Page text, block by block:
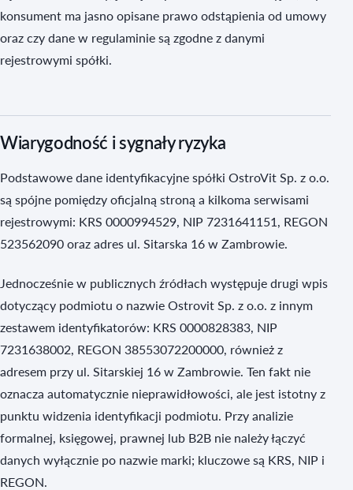
konsument ma jasno opisane prawo odstąpienia od umowy
oraz czy dane w regulaminie są zgodne z danymi
rejestrowymi spółki.
Wiarygodność i sygnały ryzyka
Podstawowe dane identyfikacyjne spółki OstroVit Sp. z o.o.
są spójne pomiędzy oficjalną stroną a kilkoma serwisami
rejestrowymi: KRS 0000994529, NIP 7231641151, REGON
523562090 oraz adres ul. Sitarska 16 w Zambrowie.
Jednocześnie w publicznych źródłach występuje drugi wpis
dotyczący podmiotu o nazwie Ostrovit Sp. z o.o. z innym
zestawem identyfikatorów: KRS 0000828383, NIP
7231638002, REGON 38553072200000, również z
adresem przy ul. Sitarskiej 16 w Zambrowie. Ten fakt nie
oznacza automatycznie nieprawidłowości, ale jest istotny z
punktu widzenia identyfikacji podmiotu. Przy analizie
formalnej, księgowej, prawnej lub B2B nie należy łączyć
danych wyłącznie po nazwie marki; kluczowe są KRS, NIP i
REGON.